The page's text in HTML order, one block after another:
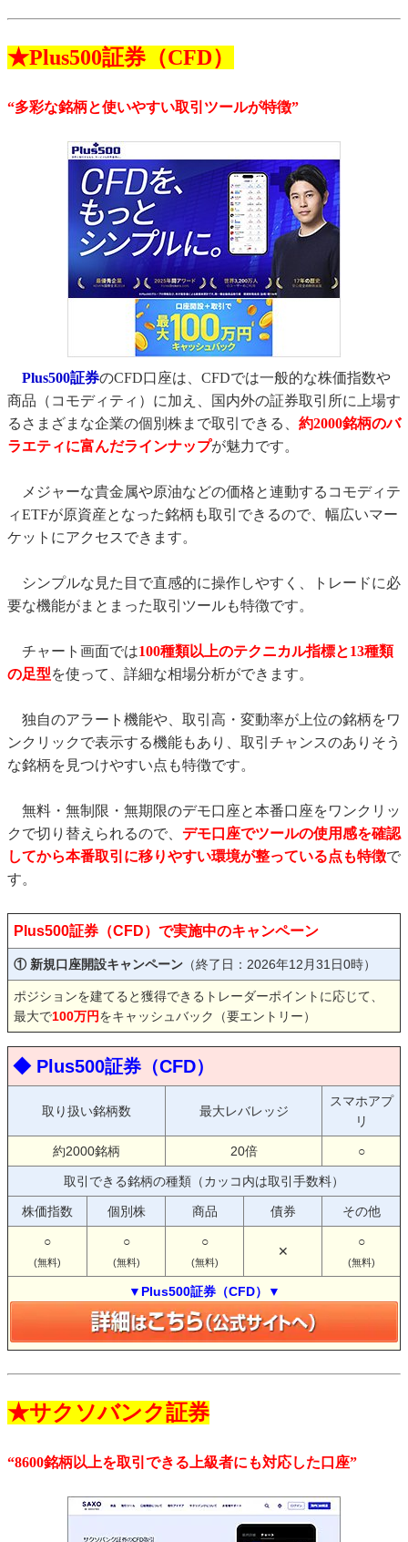
★Plus500証券（CFD）
“多彩な銘柄と使いやすい取引ツールが特徴”
Plus500証券のCFD口座は、CFDでは一般的な株価指数や
商品（コモディティ）に加え、国内外の証券取引所に上場す
るさまざまな企業の個別株まで取引できる、 約2000銘柄のバ
ラエティに富んだラインナップが魅力です。
メジャーな貴金属や原油などの価格と連動するコモディテ
ィETFが原資産となった銘柄も取引できるので、幅広いマー
ケットにアクセスできます。
シンプルな見た目で直感的に操作しやすく、トレードに必
要な機能がまとまった取引ツールも特徴です。
チャート画面では100種類以上のテクニカル指標と13種類
の足型を使って、詳細な相場分析ができます。
独自のアラート機能や、取引高・変動率が上位の銘柄をワ
ンクリックで表示する機能もあり、取引チャンスのありそう
な銘柄を見つけやすい点も特徴です。
無料・無制限・無期限のデモ口座と本番口座をワンクリッ
クで切り替えられるので、 デモ口座でツールの使用感を確認
してから本番取引に移りやすい環境が整っている点も特徴で
す。
Plus500証券（CFD）で実施中のキャンペーン
① 新規口座開設キャンペーン （終了日：2026年12月31日0時）
ポジションを建てると獲得できるトレーダーポイントに応じて、
最大で100万円をキャッシュバック（要エントリー）
◆ Plus500証券（CFD）
取り扱い銘柄数 最大レバレッジ
スマホアプ
リ
約2000銘柄 20倍 ○
取引できる銘柄の種類（カッコ内は取引手数料）
株価指数 個別株 商品 債券 その他
○
(無料)
○
(無料)
○
(無料)
✕
○
(無料)
▼Plus500証券（CFD）▼
★サクソバンク証券
“8600銘柄以上を取引できる上級者にも対応した口座”